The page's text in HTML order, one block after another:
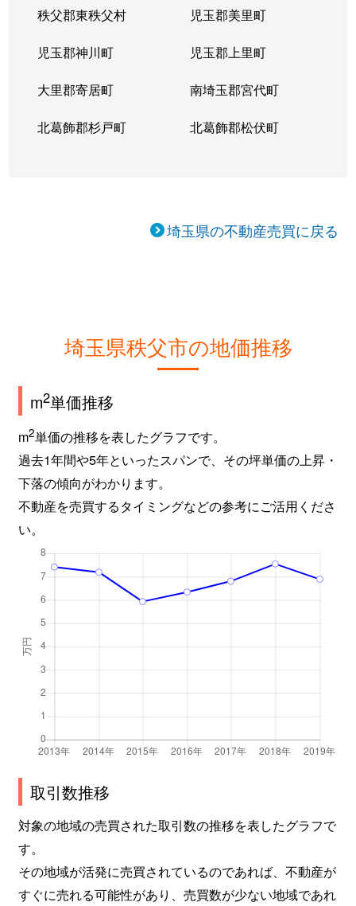
秩父郡東秩父村 児玉郡美里町
児玉郡神川町 児玉郡上里町
大里郡寄居町 南埼玉郡宮代町
北葛飾郡杉戸町 北葛飾郡松伏町
埼玉県の不動産売買に戻る
埼玉県秩父市の地価推移
m2単価推移
m2単価の推移を表したグラフです。
過去1年間や5年といったスパンで、その坪単価の上昇・
下落の傾向がわかります。
不動産を売買するタイミングなどの参考にご活用くださ
い。
取引数推移
対象の地域の売買された取引数の推移を表したグラフで
す。
その地域が活発に売買されているのであれば、不動産が
すぐに売れる可能性があり、売買数が少ない地域であれ